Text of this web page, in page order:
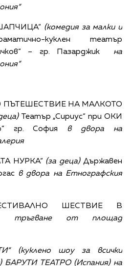
(комедия за малки и
куклен театър
– гр. Пазарджик на
ПЪТЕШЕСТВИЕ НА МАЛКОТО
Театър „Сириус“ при ОКИ
гр. София в двора на
НУРКА“ (за деца)Държавен
в двора на Етнографския
ШЕСТВИЕ В
- тръгване от площад
(куклено шоу за всички
БАРУТИ ТЕАТРО (Испания) на